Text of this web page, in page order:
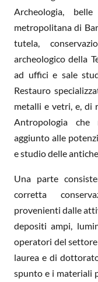
Archeologia,
metropolitana di
tutela,
archeologico della
ad uffici e sale
Restauro
metalli e vetri, e, di
Antropologia
aggiunto alle
e studio delle
Una parte
corretta
provenienti dalle
depositi ampi,
operatori del
laurea e di
spunto e i materiali